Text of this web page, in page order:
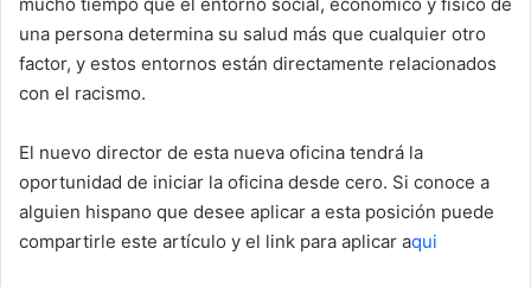
una persona determina su salud más que cualquier otro
factor, y estos entornos están directamente relacionados
con el racismo.
El nuevo director de esta nueva oficina tendrá la
oportunidad de iniciar la oficina desde cero. Si conoce a
alguien hispano que desee aplicar a esta posición puede
compartirle este artículo y el link para aplicar aqui